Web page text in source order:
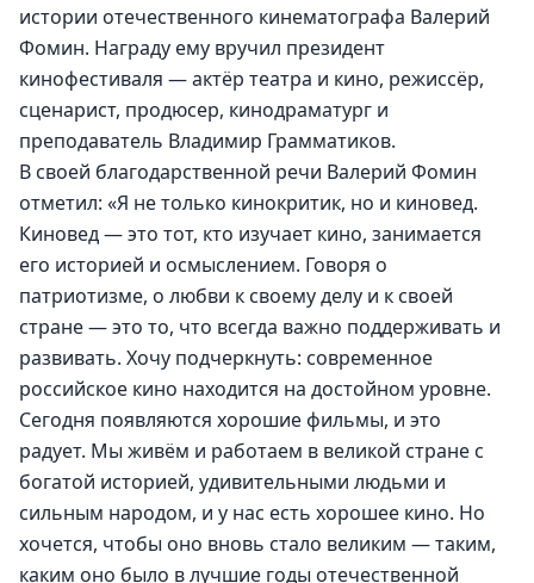
истории отечественного кинематографа Валерий
Фомин. Награду ему вручил президент
кинофестиваля — актёр театра и кино, режиссёр,
сценарист, продюсер, кинодраматург и
преподаватель Владимир Грамматиков.
В своей благодарственной речи Валерий Фомин
отметил: «Я не только кинокритик, но и киновед.
Киновед — это тот, кто изучает кино, занимается
его историей и осмыслением. Говоря о
патриотизме, о любви к своему делу и к своей
стране — это то, что всегда важно поддерживать и
развивать. Хочу подчеркнуть: современное
российское кино находится на достойном уровне.
Сегодня появляются хорошие фильмы, и это
радует. Мы живём и работаем в великой стране с
богатой историей, удивительными людьми и
сильным народом, и у нас есть хорошее кино. Но
хочется, чтобы оно вновь стало великим — таким,
каким оно было в лучшие годы отечественной